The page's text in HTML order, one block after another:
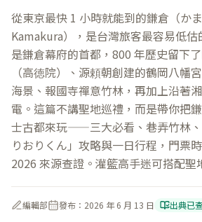
從東京最快 1 小時就能到的鎌倉（か
Kamakura），是台灣旅客最容易低
是鎌倉幕府的首都，800 年歷史留下
（高徳院）、源頼朝創建的鶴岡八幡
海景、報國寺禪意竹林，再加上沿著
電。這篇不講聖地巡禮，而是帶你把
士古都來玩——三大必看、巷弄竹林
りおりくん」攻略與一日行程，門票
2026 來源查證。灌籃高手迷可搭配聖
編輯部 發布： 2026 年 6 月 13 日 出典已